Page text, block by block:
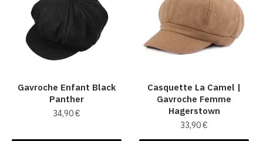
Gavroche Enfant Black
Panther
34,90€
Casquette La Camel​ |
Gavroche Femme
Hagerstown
33,90€